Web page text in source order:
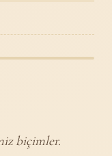
biçimler.